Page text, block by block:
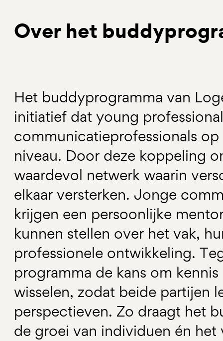
Over het
Het buddyprogramma van
initiatief dat young
communicatieprofessionals
niveau. Door deze koppeling
waardevol netwerk waarin
elkaar versterken. Jonge
krijgen een persoonlijke
kunnen stellen over het vak,
professionele ontwikkeling.
programma de kans om
wisselen, zodat beide partijen
perspectieven. Zo draagt het
de groei van individuen én het